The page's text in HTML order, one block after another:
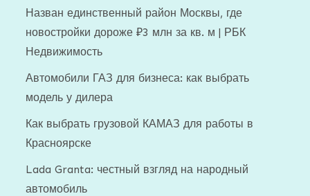
Назван единственный район Москвы, где
новостройки дороже ₽3 млн за кв. м | РБК
Недвижимость
Автомобили ГАЗ для бизнеса: как выбрать
модель у дилера
Как выбрать грузовой КАМАЗ для работы в
Красноярске
Lada Granta: честный взгляд на народный
автомобиль